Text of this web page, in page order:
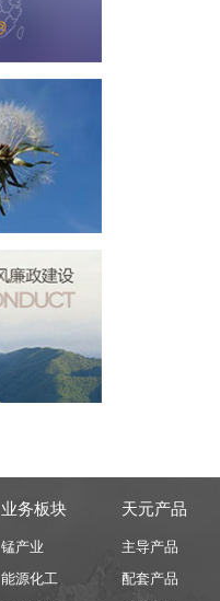
业务板块
锰产业
能源化工
天元产品
主导产品
配套产品